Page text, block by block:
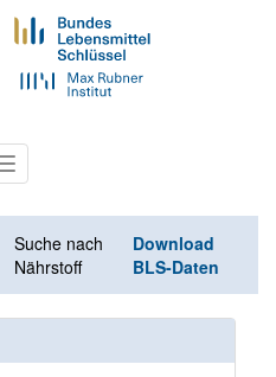
Toggle
navigation
Suche nach
Nährstoff
Download
BLS-Daten